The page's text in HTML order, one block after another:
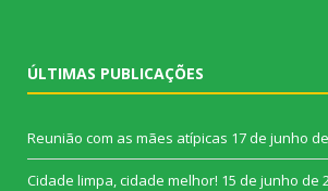
ÚLTIMAS PUBLICAÇÕES
Reunião com as mães atípicas 17 de junho
Cidade limpa, cidade melhor! 15 de junho de